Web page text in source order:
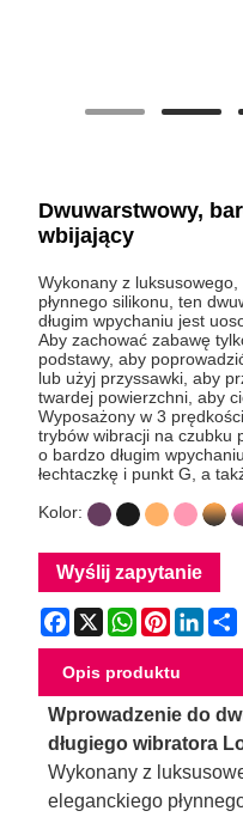
Dwuwarstwowy,
wbijający
Wykonany z
płynnego silikonu, ten
długim wpychaniu jest
Aby zachować zabawę
podstawy, aby
lub użyj przyssawki, aby
twardej powierzchni, aby
Wyposażony w 3
trybów wibracji na czubku
o bardzo długim
łechtaczkę i punkt G, a
Kolor:
Wyślij zapytanie
Facebook
X WhatsApp
Pinterest
Opis produktu
Wprowadzenie do
długiego wibratora
Wykonany z
eleganckiego